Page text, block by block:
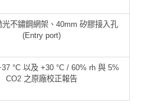
光不鏽鋼網架、40mm 矽膠接入孔
(Entry port)
°C 以及 +30 °C / 60% rh 與 5%
CO2 之原廠校正報告